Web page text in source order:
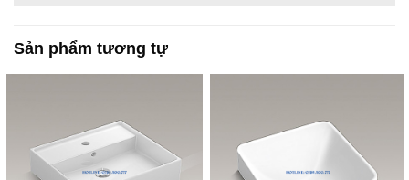
Sản phẩm tương tự